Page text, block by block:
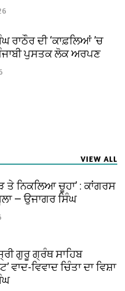
ਰਾਠੌਰ ਦੀ ‘ਕਾਫ਼ਲਿਆਂ ’ਚ
ਪੁਸਤਕ ਲੋਕ ਅਰਪਣ
VIEW ALL
ਤੇ ਨਿਕਲਿਆ ਚੂਹਾ’ : ਕਾਂਗਰਸ
— ਉਜਾਗਰ ਸਿੰਘ
ਗੁਰੂ ਗ੍ਰੰਥ ਸਾਹਿਬ
ਵਾਦ-ਵਿਵਾਦ ਚਿੰਤਾ ਦਾ ਵਿਸ਼ਾ